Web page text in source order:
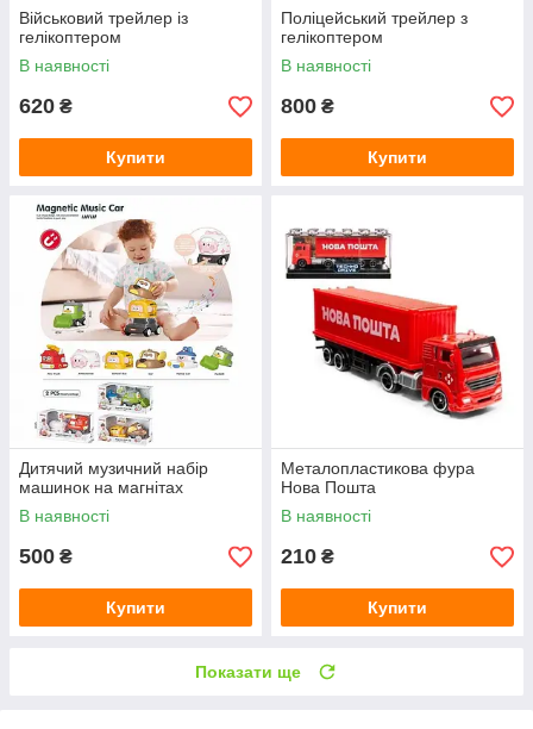
Військовий трейлер із
гелікоптером
В наявності
620 ₴
Купити
Поліцейський трейлер з
гелікоптером
В наявності
800 ₴
Купити
Дитячий музичний набір
машинок на магнітах
В наявності
500 ₴
Купити
Металопластикова фура
Нова Пошта
В наявності
210 ₴
Купити
Показати ще